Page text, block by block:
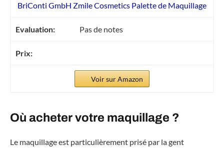
BriConti GmbH Zmile Cosmetics Palette de Maquillage
Pas de notes
Voir sur Amazon
Où acheter votre maquillage ?
Le maquillage est particulièrement prisé par la gent